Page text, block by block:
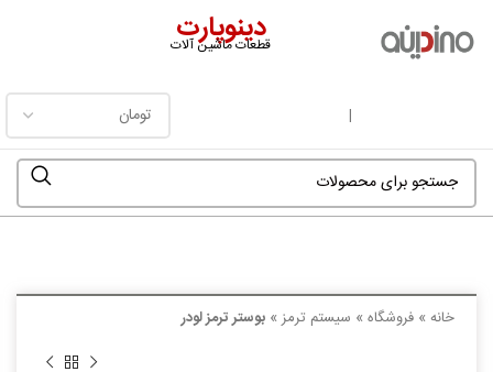
دینوپارت
قطعات ماشین آلات
|
خانه» فروشگاه» سیستم ترمز» بوستر ترمز لودر